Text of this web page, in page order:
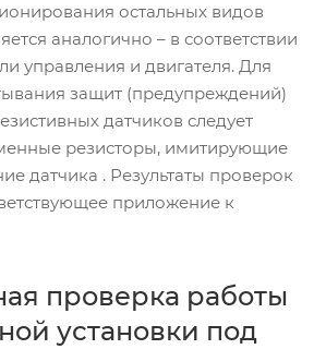
остальных видов
аналогично – в соответствии
управления и двигателя. Для
защит (предупреждений)
датчиков следует
резисторы, имитирующие
датчика . Результаты проверок
приложение к
проверка работы
установки под